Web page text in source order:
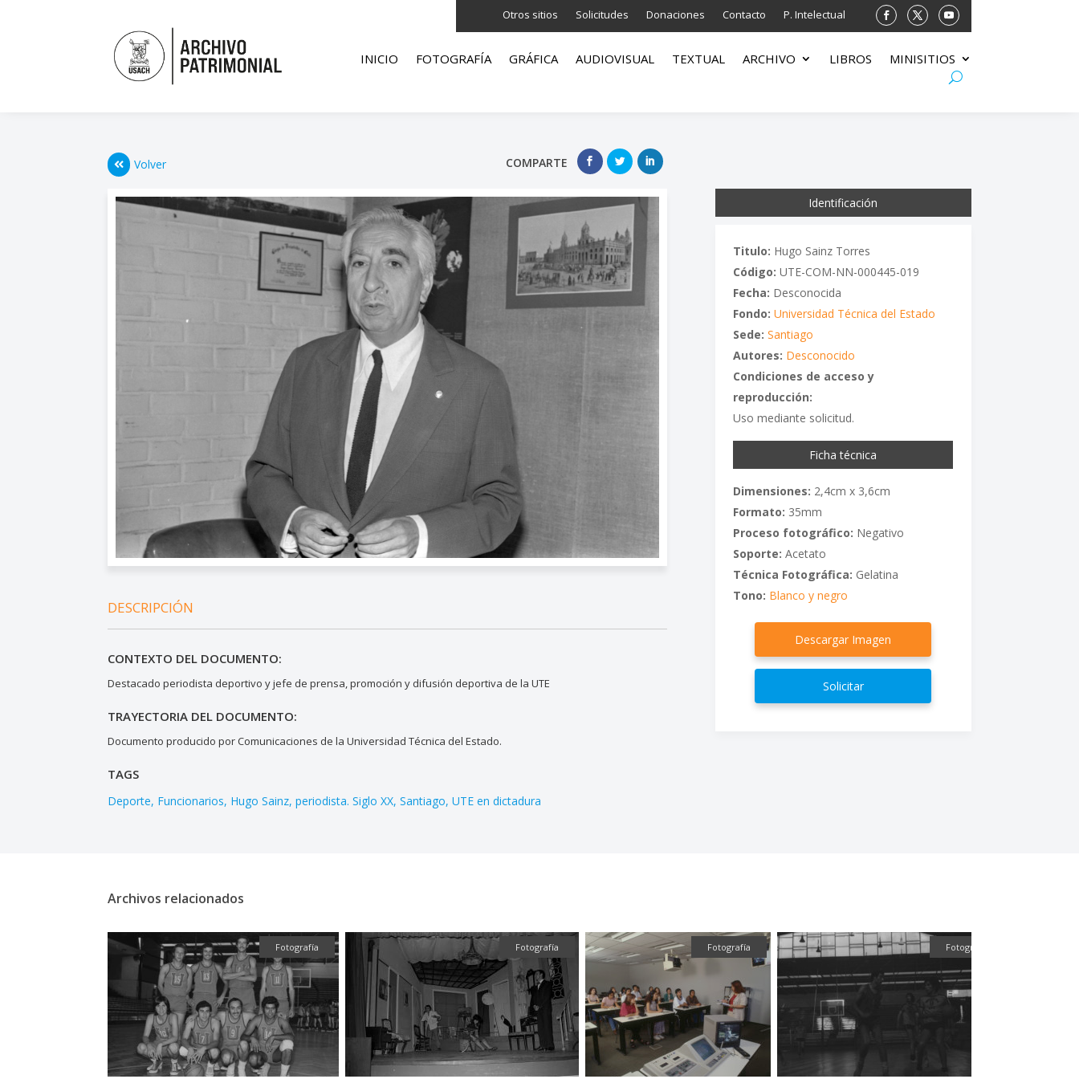
Otros sitios Solicitudes Donaciones Contacto P. Intelectual
INICIO FOTOGRAFÍA GRÁFICA AUDIOVISUAL TEXTUAL ARCHIVO LIBROS MINISITIOS
Volver COMPARTE
DESCRIPCIÓN
CONTEXTO DEL DOCUMENTO:
Destacado periodista deportivo y jefe de prensa, promoción y difusión deportiva de la UTE
TRAYECTORIA DEL DOCUMENTO:
Documento producido por Comunicaciones de la Universidad Técnica del Estado.
TAGS
Deporte Funcionarios Hugo Sainz periodista. Siglo XX Santiago UTE en dictadura
Identificación
Titulo: Hugo Sainz Torres
Código: UTE-COM-NN-000445-019
Fecha: Desconocida
Fondo: Universidad Técnica del Estado
Sede: Santiago
Autores: Desconocido
Condiciones de acceso y
reproducción:
Uso mediante solicitud.
Ficha técnica
Dimensiones: 2,4cm x 3,6cm
Formato: 35mm
Proceso fotográfico: Negativo
Soporte: Acetato
Técnica Fotográfica: Gelatina
Tono: Blanco y negro
Descargar Imagen
Solicitar
Archivos relacionados
Fotografía Fotografía Fotografía Fotografía